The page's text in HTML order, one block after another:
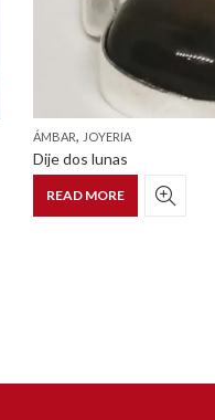
ÁMBAR, JOYERIA
Dije dos lunas
READ MORE